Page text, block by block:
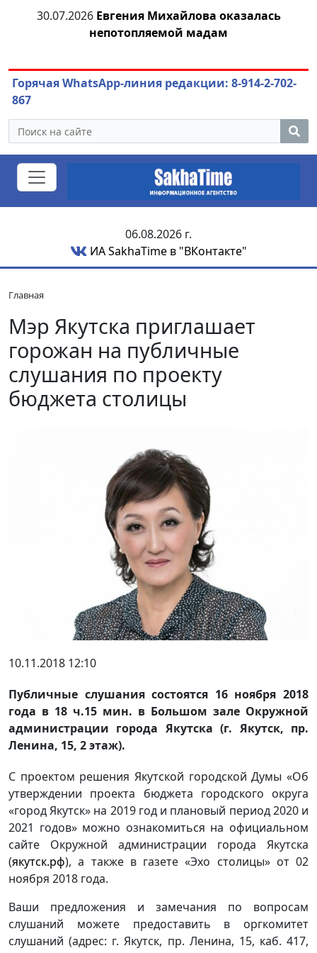
30.07.2026 Евгения Михайлова оказалась
непотопляемой мадам
Горячая WhatsApp-линия редакции: 8-914-2-702-
867
06.08.2026 г.
ИА SakhaTime в "ВКонтакте"
Главная
Мэр Якутска приглашает
горожан на публичные
слушания по проекту
бюджета столицы
10.11.2018 12:10
Публичные слушания состоятся 16 ноября 2018
года в 18 ч.15 мин. в Большом зале Окружной
администрации города Якутска (г. Якутск, пр.
Ленина, 15, 2 этаж).
С проектом решения Якутской городской Думы «Об
утверждении проекта бюджета городского округа
«город Якутск» на 2019 год и плановый период 2020 и
2021 годов» можно ознакомиться на официальном
сайте Окружной администрации города Якутска
(якутск.рф), а также в газете «Эхо столицы» от 02
ноября 2018 года.
Ваши предложения и замечания по вопросам
слушаний можете предоставить в оргкомитет
слушаний (адрес: г. Якутск, пр. Ленина, 15, каб. 417,